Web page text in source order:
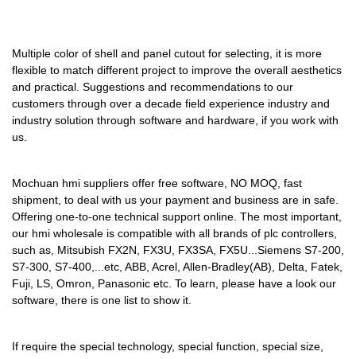
e importatori di raggiungere i
propri clienti. Gli acquirenti
possono ora visualizzare un
elenco di produttori, fornitori,
esportatori e importatori di fogli
clienti in qualsiasi parte del
mondo. Ti aiutiamo a ottenere
tutto ciò di cui hai bisogno da
una fonte affidabile.
Multiple color of shell and panel cutout for selecting, it is more
flexible to match different project to improve the overall aesthetics
and practical. Suggestions and recommendations to our
customers through over a decade field experience industry and
industry solution through software and hardware, if you work with
us.
Mochuan hmi suppliers offer free software, NO MOQ, fast
shipment, to deal with us your payment and business are in safe.
Offering one-to-one technical support online. The most important,
our hmi wholesale is compatible with all brands of plc controllers,
such as, Mitsubish FX2N, FX3U, FX3SA, FX5U...Siemens S7-200,
S7-300, S7-400,...etc, ABB, Acrel, Allen-Bradley(AB), Delta, Fatek,
Fuji, LS, Omron, Panasonic etc. To learn, please have a look our
software, there is one list to show it.
If require the special technology, special function, special size,